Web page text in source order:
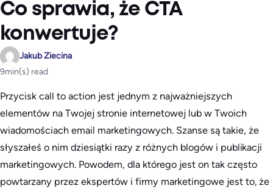
Co sprawia, że CTA
konwertuje?
Jakub Ziecina
9min(s) read
Przycisk call to action jest jednym z najważniejszych
elementów na Twojej stronie internetowej lub w Twoich
wiadomościach email marketingowych. Szanse są takie, że
słyszałeś o nim dziesiątki razy z różnych blogów i publikacji
marketingowych. Powodem, dla którego jest on tak często
powtarzany przez ekspertów i firmy marketingowe jest to, że